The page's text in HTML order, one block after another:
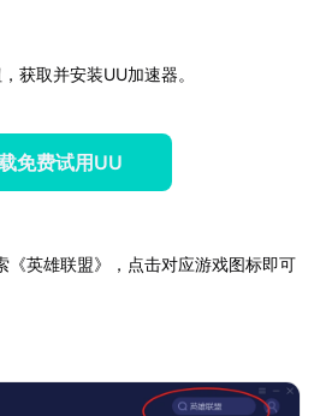
获取并安装UU加速器。
免费试用UU
《英雄联盟》，点击对应游戏图标即可